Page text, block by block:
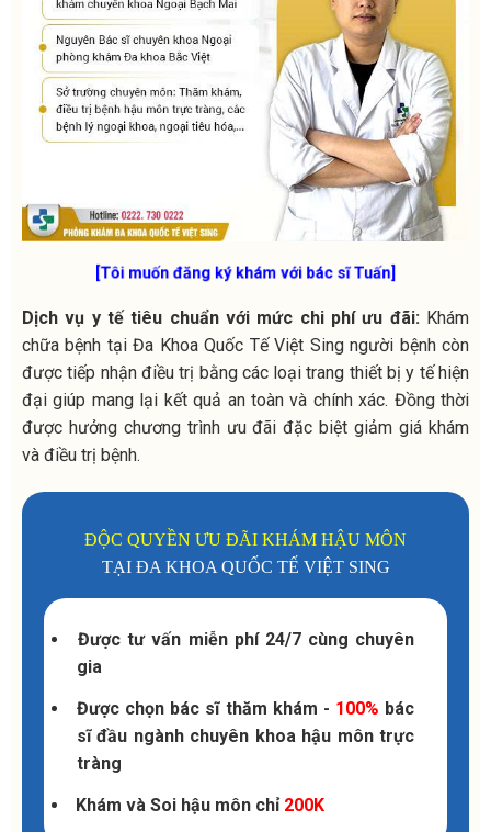
[Tôi muốn đăng ký khám với bác sĩ Tuấn]
Dịch vụ y tế tiêu chuẩn với mức chi phí ưu đãi: Khám
chữa bệnh tại Đa Khoa Quốc Tế Việt Sing người bệnh còn
được tiếp nhận điều trị bằng các loại trang thiết bị y tế hiện
đại giúp mang lại kết quả an toàn và chính xác. Đồng thời
được hưởng chương trình ưu đãi đặc biệt giảm giá khám
và điều trị bệnh.
ĐỘC QUYỀN ƯU ĐÃI KHÁM HẬU MÔN
TẠI ĐA KHOA QUỐC TẾ VIỆT SING
Được tư vấn miễn phí 24/7 cùng chuyên
gia
Được chọn bác sĩ thăm khám - 100% bác
sĩ đầu ngành chuyên khoa hậu môn trực
tràng
Khám và Soi hậu môn chỉ 200K